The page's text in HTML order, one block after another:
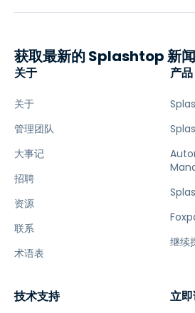
关于
关于
管理团队
大事记
招聘
资源
联系
术语表
产品
继续
技术支持 立
获取最新的 Splashtop 新闻